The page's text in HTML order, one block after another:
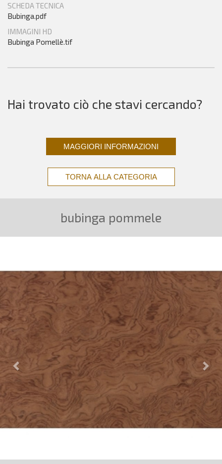
SCHEDA TECNICA
Bubinga.pdf
IMMAGINI HD
Bubinga Pomellè.tif
Hai trovato ciò che stavi cercando?
MAGGIORI INFORMAZIONI
TORNA ALLA CATEGORIA
bubinga pommele